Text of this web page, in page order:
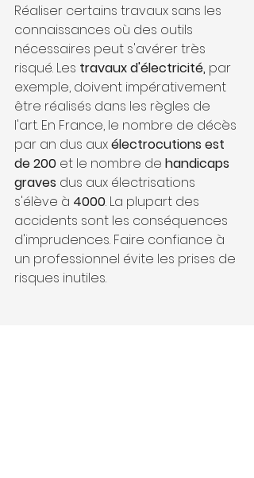
Réaliser certains travaux sans les
connaissances où des outils
nécessaires peut s'avérer très
risqué. Les travaux d'électricité, par
exemple, doivent impérativement
être réalisés dans les règles de
l'art. En France, le nombre de décès
par an dus aux électrocutions est
de 200 et le nombre de handicaps
graves dus aux électrisations
s'élève à 4000. La plupart des
accidents sont les conséquences
d'imprudences. Faire confiance à
un professionnel évite les prises de
risques inutiles.